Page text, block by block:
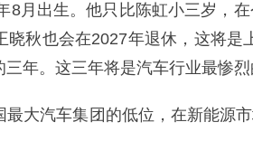
8月出生。他只比陈虹小三岁，
秋也会在2027年退休，这将是
年。这三年将是汽车行业最惨烈
大汽车集团的低位，在新能源